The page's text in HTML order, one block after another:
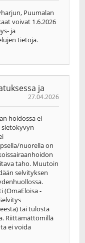
Puumalan
voivat 1.6.2026
ja
tietoja.
ja
27.04.2026
hoidossa ei
sietokyvyn
nuorella on
taho. Muutoin
selvityksen
(OmaEloisa -
tai tulosta
Riittämättömillä
ei voida